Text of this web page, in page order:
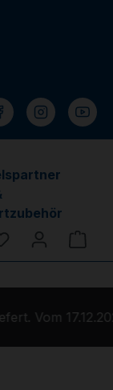
Du hast 0
Vom